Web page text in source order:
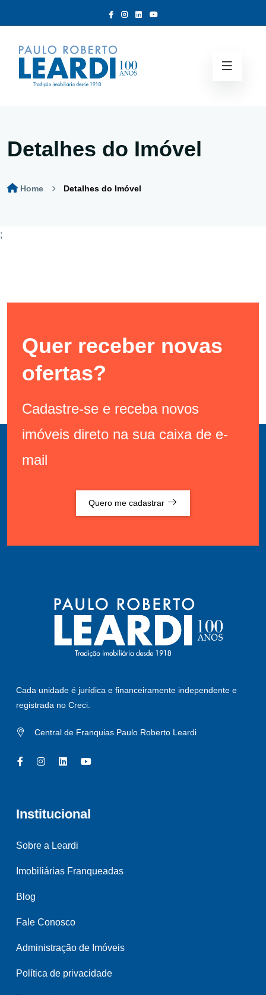
Detalhes do Imóvel
Home Detalhes do Imóvel
;
Quer receber novas
ofertas?
Cadastre-se e receba novos
imóveis direto na sua caixa de e-
mail
Quero me cadastrar
Cada unidade é jurídica e financeiramente independente e
registrada no Creci.
Central de Franquias Paulo Roberto Leardi
Institucional
Sobre a Leardi
Imobiliárias Franqueadas
Blog
Fale Conosco
Administração de Imóveis
Política de privacidade